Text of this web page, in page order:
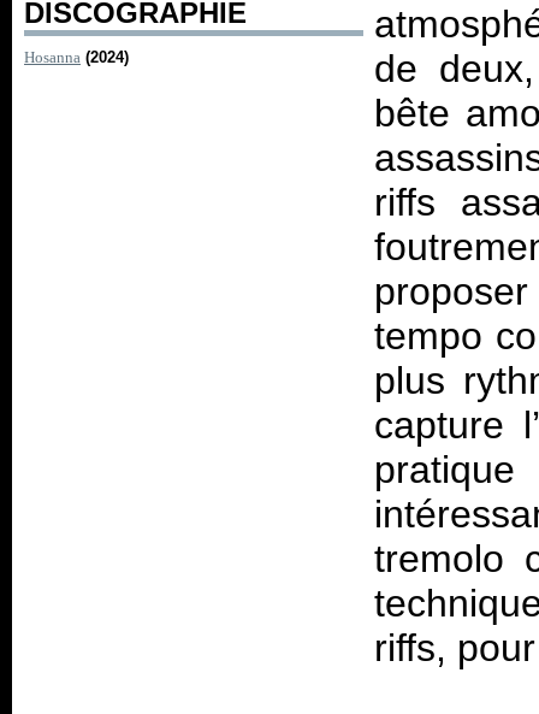
DISCOGRAPHIE
Hosanna (2024)
de
bête
riffs
tempo
plus
capture
tremolo
riffs,